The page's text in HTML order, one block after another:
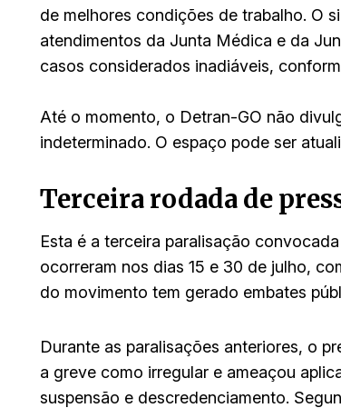
de melhores condições de trabalho. O
atendimentos da Junta Médica e da
casos considerados inadiáveis,
Até o momento, o Detran-GO não
indeterminado. O espaço pode ser
Terceira rodada de
Esta é a terceira paralisação
ocorreram nos dias 15 e 30 de julho,
do movimento tem gerado embates
Durante as paralisações anteriores, o
a greve como irregular e ameaçou
suspensão e descredenciamento.